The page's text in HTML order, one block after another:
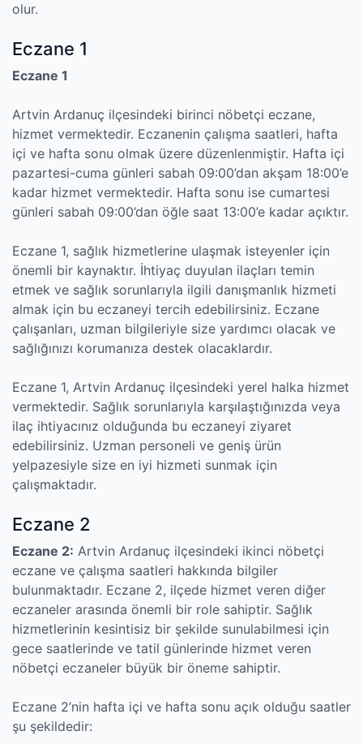
olur.
Eczane 1
Eczane 1
Artvin Ardanuç ilçesindeki birinci nöbetçi eczane,
hizmet vermektedir. Eczanenin çalışma saatleri, hafta
içi ve hafta sonu olmak üzere düzenlenmiştir. Hafta içi
pazartesi-cuma günleri sabah 09:00’dan akşam 18:00’e
kadar hizmet vermektedir. Hafta sonu ise cumartesi
günleri sabah 09:00’dan öğle saat 13:00’e kadar açıktır.
Eczane 1, sağlık hizmetlerine ulaşmak isteyenler için
önemli bir kaynaktır. İhtiyaç duyulan ilaçları temin
etmek ve sağlık sorunlarıyla ilgili danışmanlık hizmeti
almak için bu eczaneyi tercih edebilirsiniz. Eczane
çalışanları, uzman bilgileriyle size yardımcı olacak ve
sağlığınızı korumanıza destek olacaklardır.
Eczane 1, Artvin Ardanuç ilçesindeki yerel halka hizmet
vermektedir. Sağlık sorunlarıyla karşılaştığınızda veya
ilaç ihtiyacınız olduğunda bu eczaneyi ziyaret
edebilirsiniz. Uzman personeli ve geniş ürün
yelpazesiyle size en iyi hizmeti sunmak için
çalışmaktadır.
Eczane 2
Eczane 2: Artvin Ardanuç ilçesindeki ikinci nöbetçi
eczane ve çalışma saatleri hakkında bilgiler
bulunmaktadır. Eczane 2, ilçede hizmet veren diğer
eczaneler arasında önemli bir role sahiptir. Sağlık
hizmetlerinin kesintisiz bir şekilde sunulabilmesi için
gece saatlerinde ve tatil günlerinde hizmet veren
nöbetçi eczaneler büyük bir öneme sahiptir.
Eczane 2’nin hafta içi ve hafta sonu açık olduğu saatler
şu şekildedir: